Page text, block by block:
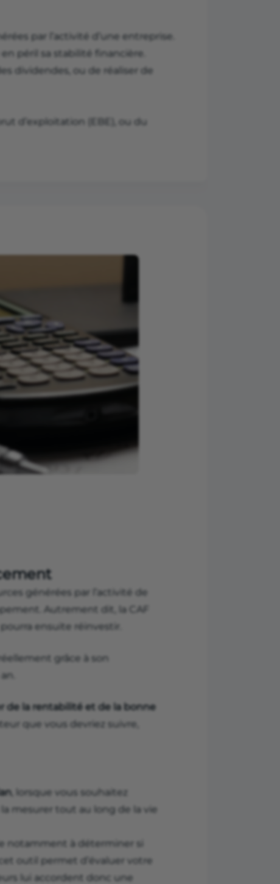
par l’activité d’une entreprise.
péril sa stabilité financière.
dividendes, ou de réaliser de
d’exploitation (EBE), ou du
générées par l’activité de
Autrement dit, la CAF
ensuite réinvestir.
grâce à son
de la rentabilité et de la bonne
que vous devriez suivre,
, lorsque vous souhaitez
mesurer tout au long de la vie
notamment à déterminer si
outil permet d’évaluer votre
lui accordent donc une